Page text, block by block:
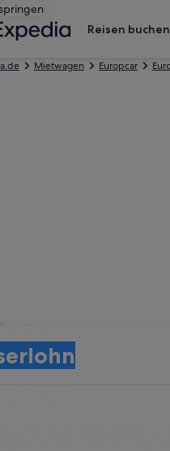
Reisen buchen
Mietwagen Europcar
Iserlohn
Abholort
oder ältere Fahrer fällt